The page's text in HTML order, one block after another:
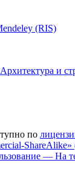
(RIS)
и
по
— На